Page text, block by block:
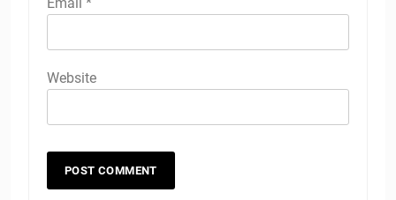
Website